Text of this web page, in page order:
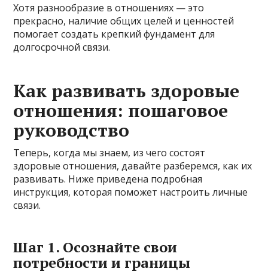
Хотя разнообразие в отношениях — это
прекрасно, наличие общих целей и ценностей
помогает создать крепкий фундамент для
долгосрочной связи.
Как развивать здоровые
отношения: пошаговое
руководство
Теперь, когда мы знаем, из чего состоят
здоровые отношения, давайте разберемся, как их
развивать. Ниже приведена подробная
инструкция, которая поможет настроить личные
связи.
Шаг 1. Осознайте свои
потребности и границы